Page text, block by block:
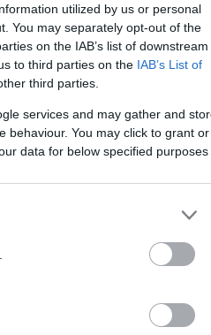
utilized by us or personal
You may separately opt-out of the
on the IAB’s list of downstream
to third parties on the IAB’s List of
third parties.
services and may gather and
behaviour. You may click to grant or
data for below specified purposes
από τις